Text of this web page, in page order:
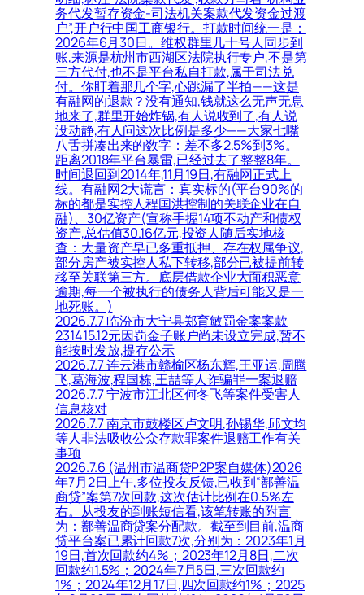
务代发暂存资金-司法机关案款代发资金过渡
户”,开户行中国工商银行。打款时间统一是：
2026年6月30日。维权群里几十号人同步到
账,来源是杭州市西湖区法院执行专户,不是第
三方代付,也不是平台私自打款,属于司法兑
付。你盯着那几个字,心跳漏了半拍——这是
有融网的退款？没有通知,钱就这么无声无息
地来了,群里开始炸锅,有人说收到了,有人说
没动静,有人问这次比例是多少——大家七嘴
八舌拼凑出来的数字：差不多2.5%到3%。
距离2018年平台暴雷,已经过去了整整8年。
时间退回到2014年,11月19日,有融网正式上
线。有融网2大谎言：真实标的(平台90%的
标的都是实控人程国洪控制的关联企业在自
融)、30亿资产(宣称手握14项不动产和债权
资产,总估值30.16亿元,投资人随后实地核
查：大量资产早已多重抵押、存在权属争议,
部分房产被实控人私下转移,部分已被提前转
移至关联第三方。底层借款企业大面积恶意
逾期,每一个被执行的债务人背后可能又是一
地死账。)
2026.7.7 临汾市大宁县郑育敏罚金案案款
231415.12元因罚金子账户尚未设立完成,暂不
能按时发放,提存公示
2026.7.7 连云港市赣榆区杨东辉,王亚运,周腾
飞,葛海波,程国栋,王喆等人诈骗罪一案退赔
2026.7.7 宁波市江北区何冬飞等案件受害人
信息核对
2026.7.7 南京市鼓楼区卢文明,孙锡华,邱文均
等人非法吸收公众存款罪案件退赔工作有关
事项
2026.7.6 (温州市温商贷P2P案自媒体)2026
年7月2日上午,多位投友反馈,已收到“鄯善温
商贷”案第7次回款,这次估计比例在0.5%左
右。从投友的到账短信看,该笔转账的附言
为：鄯善温商贷案分配款。截至到目前,温商
贷平台案已累计回款7次,分别为：2023年1月
19日,首次回款约4%；2023年12月8日,二次
回款约1.5%；2024年7月5日,三次回款约
1%；2024年12月17日,四次回款约1%；2025